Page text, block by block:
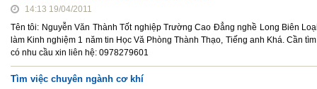
14:13 19/04/2011
Tên tôi: Nguyễn Văn Thành Tốt nghiệp Trường Cao Đẳng nghề Long Biên
làm Kinh nghiệm 1 năm tin Học Vă Phòng Thành Thạo, Tiếng anh Khá. Cần
có nhu cầu xin liên hệ: 0978279601
Tìm việc chuyên ngành cơ khí